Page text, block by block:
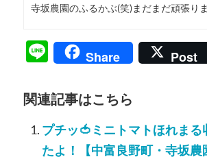
寺坂農園のふるかぶ(笑)まだまだ頑張り
LineShare Post
関連記事はこちら
プチッ🍅ミニトマトほれまる
たよ！【中富良野町・寺坂農